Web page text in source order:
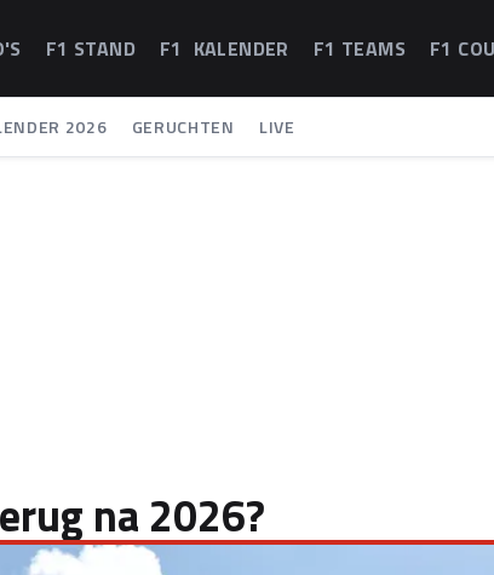
F1 STAND F1 KALENDER F1 TEAMS F1
2026 GERUCHTEN LIVE
na 2026?